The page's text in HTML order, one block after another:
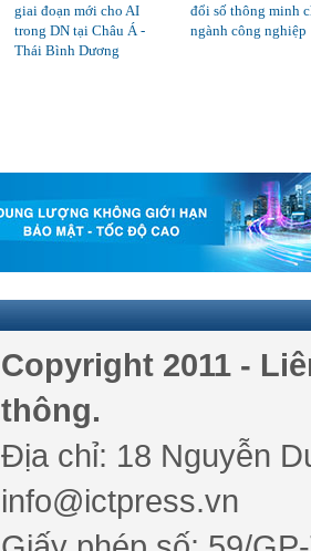
giai đoạn mới cho AI
trong DN tại Châu Á -
Thái Bình Dương
đổi số thông minh
ngành công nghiệp
Copyright 2011 -
thông.
Địa chỉ: 18 Nguyễn
info@ictpress.vn